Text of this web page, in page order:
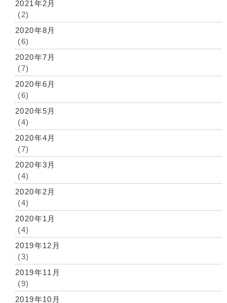
2021年2月
(2)
2020年8月
(6)
2020年7月
(7)
2020年6月
(6)
2020年5月
(4)
2020年4月
(7)
2020年3月
(4)
2020年2月
(4)
2020年1月
(4)
2019年12月
(3)
2019年11月
(9)
2019年10月